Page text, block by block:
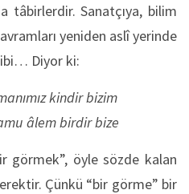
tâbirlerdir. Sanatçıya, bilim
yeniden aslî yerinde
Diyor ki:
kindir bizim
âlem birdir bize
görmek”, öyle sözde kalan
Çünkü “bir görme” bir